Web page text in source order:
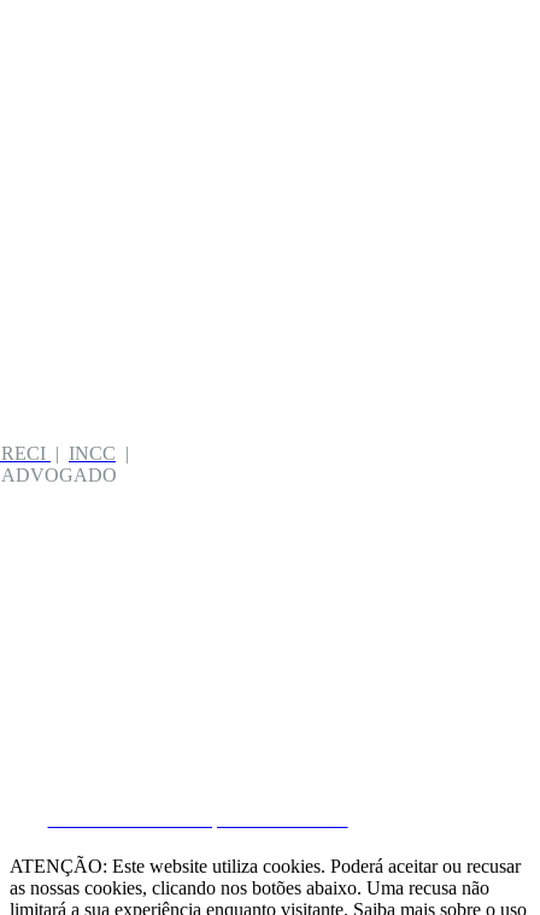
| INCC |
ATENÇÃO: Este website utiliza cookies. Poderá aceitar ou recusar
as nossas cookies, clicando nos botões abaixo. Uma recusa não
limitará a sua experiência enquanto visitante. Saiba mais sobre o uso